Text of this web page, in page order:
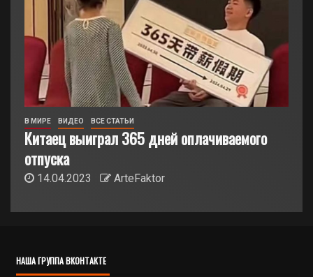
В МИРЕ ВИДЕО ВСЕ СТАТЬИ
Китаец выиграл 365 дней оплачиваемого
отпуска
14.04.2023 ArteFaktor
НАША ГРУППА ВКОНТАКТЕ